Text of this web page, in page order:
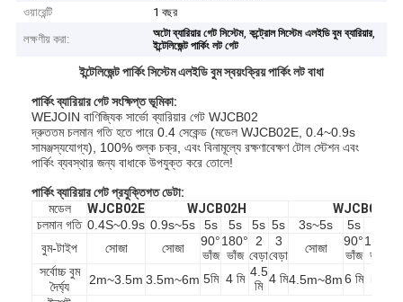
ওয়ারেন্টি
1 বছর
লক্ষণীয় করা:
অটো ব্যারিয়ার গেট সিস্টেম,কন্ট্রোল সিস্টেম এলইডি বুম ব্যারিয়ার,
ইন্টেলিজেন্ট পার্কিং লট গেট
ইন্টেলিজেন্ট পার্কিং সিস্টেম এলইডি বুম স্বয়ংক্রিয় পার্কিং লট বাধা
পার্কিং ব্যারিয়ার গেট সংক্ষিপ্ত ভূমিকা:
WEJOIN বাণিজ্যিক সার্ভো ব্যারিয়ার গেট WJCB02
দ্রুততম চলমান গতি হতে পারে 0.4 সেকেন্ড (মডেল WJCB02E, 0.4~0.9s
সামঞ্জস্যযোগ্য), 100% শুল্ক চক্র, এবং বিনামূল্যে রক্ষণাবেক্ষণ টোল স্টেশন এবং
পার্কিং ব্যবস্থার জন্য বাধাকে উপযুক্ত করে তোলে!
পার্কিং ব্যারিয়ার গেট প্রযুক্তিগত ডেটা:
মডেল
WJCB02E WJCB02H
WJCB02I
চলমান গতি 0.4S~0.9s 0.9s~5s 5s 5s 5s 5s 3s~5s 5s
বুম-টাইপ
সোজা সোজা
90°
ভাঁজ
180°
ভাঁজ
2
বেড়া
3
বেড়া
সোজা
90°
ভাঁজ
180°
ভাঁজ
সর্বোচ্চ বুম
দৈর্ঘ্য
2m~3.5m 3.5m~6m 5মি 4 মি 4.5
মি 4 মি4.5m~8m6 মি 5মি